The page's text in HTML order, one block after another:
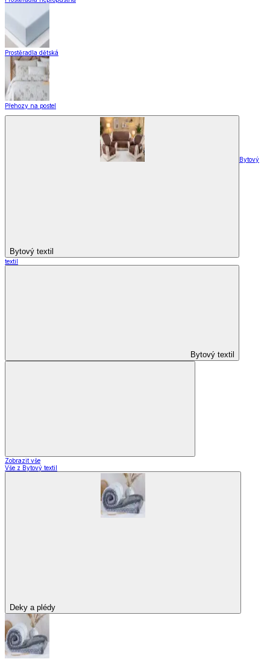
Prostěradla dětská
Přehozy na postel
Bytový textil
Bytový
textil
Bytový textil
Zobrazit vše
Vše z Bytový textil
Deky a plédy